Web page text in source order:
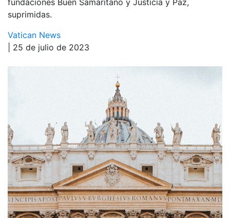
suprimidas.
Vatican News
| 25 de julio de 2023